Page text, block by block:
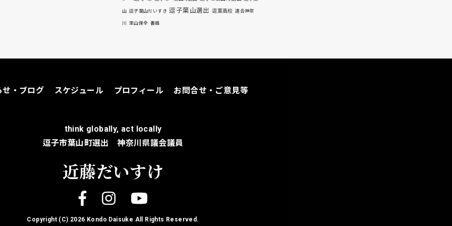
山 逗子葉山だいすき 逗子葉山選出 逗葉高校 連合神奈
川 里山保全 養蜂
せ・ブログ スケジュール プロフィール お問合せ・ご意見等
think globally, act locally
逗子市葉山町選出 神奈川県議会議員
近藤だいすけ
Copyright (C) 2026 Kondo Daisuke All Rights Reserved.